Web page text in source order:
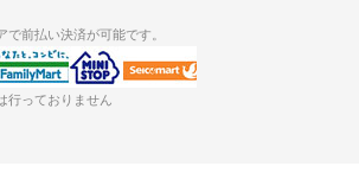
前払い決済が可能です。
行っておりません